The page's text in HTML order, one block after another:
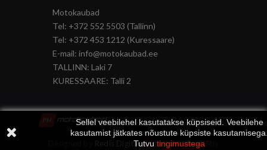
Motokaubad
Tel: +372 552 5503 (Tallinn)
Tel: +372 453 1212 (Kuressaare)
E-mail: info@motokaubad.ee
TALLINN: Laki 7
KURESSAARE: Talli 2
Sellel veebilehel kasutatakse küpsiseid. Veebilehe
kasutamist jätkates nõustute küpsiste
Tutvu tingimustega
Copyright © 2017 Autofrend OÜ
Redis Digital and developed by